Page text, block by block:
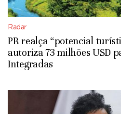
Radar
PR realça “potencial
autoriza 73 milhões USD
Integradas